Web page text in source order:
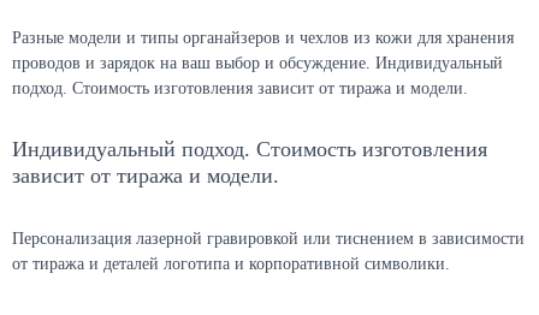
Разные модели и типы органайзеров и чехлов из кожи для хранения
проводов и зарядок на ваш выбор и обсуждение. Индивидуальный
подход. Стоимость изготовления зависит от тиража и модели.
Индивидуальный подход. Стоимость изготовления
зависит от тиража и модели.
Персонализация лазерной гравировкой или тиснением в зависимости
от тиража и деталей логотипа и корпоративной символики.